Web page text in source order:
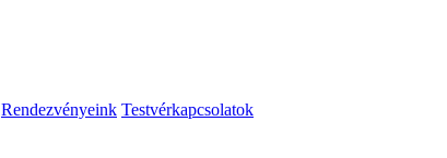
Rendezvényeink Testvérkapcsolatok